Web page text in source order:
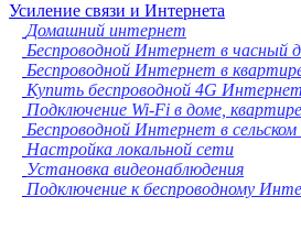
Усиление связи и Интернета
Домашний интернет
Беспроводной Интернет в часный
Беспроводной Интернет в
Купить беспроводной 4G Интернет
Подключение Wi-Fi в доме, квартире
Беспроводной Интернет в сельском
Настройка локальной сети
Установка видеонаблюдения
Подключение к беспроводному